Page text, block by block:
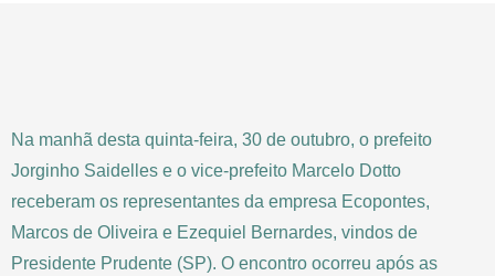
Na manhã desta quinta-feira, 30 de outubro, o prefeito
Jorginho Saidelles e o vice-prefeito Marcelo Dotto
receberam os representantes da empresa Ecopontes,
Marcos de Oliveira e Ezequiel Bernardes, vindos de
Presidente Prudente (SP). O encontro ocorreu após as